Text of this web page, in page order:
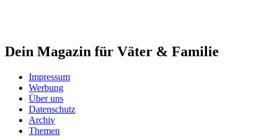
Dein Magazin für Väter & Familie
Impressum
Werbung
Über uns
Datenschutz
Archiv
Themen